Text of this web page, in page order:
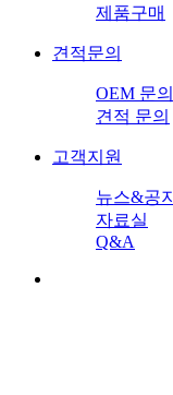
제품구매
견적문의
OEM 문의
견적 문의
고객지원
뉴스&공지
자료실
Q&A